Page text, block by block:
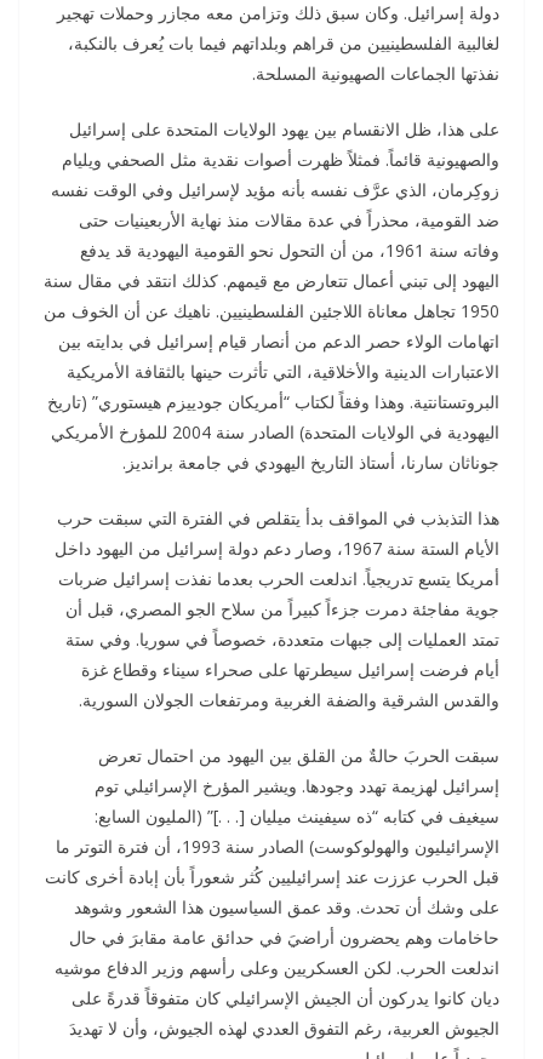
دولة إسرائيل. وكان سبق ذلك وتزامن معه مجازر وحملات تهجير
لغالبية الفلسطينيين من قراهم وبلداتهم فيما بات يُعرف بالنكبة،
نفذتها الجماعات الصهيونية المسلحة.
على هذا، ظل الانقسام بين يهود الولايات المتحدة على إسرائيل
والصهيونية قائماً. فمثلاً ظهرت أصوات نقدية مثل الصحفي ويليام
زوكِرمان، الذي عرَّف نفسه بأنه مؤيد لإسرائيل وفي الوقت نفسه
ضد القومية، محذراً في عدة مقالات منذ نهاية الأربعينيات حتى
وفاته سنة 1961، من أن التحول نحو القومية اليهودية قد يدفع
اليهود إلى تبني أعمال تتعارض مع قيمهم. كذلك انتقد في مقال سنة
1950 تجاهل معاناة اللاجئين الفلسطينيين. ناهيك عن أن الخوف من
اتهامات الولاء حصر الدعم من أنصار قيام إسرائيل في بدايته بين
الاعتبارات الدينية والأخلاقية، التي تأثرت حينها بالثقافة الأمريكية
البروتستانتية. وهذا وفقاً لكتاب “أمريكان جودييزم هيستوري” (تاريخ
اليهودية في الولايات المتحدة) الصادر سنة 2004 للمؤرخ الأمريكي
جوناثان سارنا، أستاذ التاريخ اليهودي في جامعة برانديز.
هذا التذبذب في المواقف بدأ يتقلص في الفترة التي سبقت حرب
الأيام الستة سنة 1967، وصار دعم دولة إسرائيل من اليهود داخل
أمريكا يتسع تدريجياً. اندلعت الحرب بعدما نفذت إسرائيل ضربات
جوية مفاجئة دمرت جزءاً كبيراً من سلاح الجو المصري، قبل أن
تمتد العمليات إلى جبهات متعددة، خصوصاً في سوريا. وفي ستة
أيام فرضت إسرائيل سيطرتها على صحراء سيناء وقطاع غزة
والقدس الشرقية والضفة الغربية ومرتفعات الجولان السورية.
سبقت الحربَ حالةٌ من القلق بين اليهود من احتمال تعرض
إسرائيل لهزيمة تهدد وجودها. ويشير المؤرخ الإسرائيلي توم
سيغيف في كتابه “ذه سيفينث ميليان [. . .]” (المليون السابع:
الإسرائيليون والهولوكوست) الصادر سنة 1993، أن فترة التوتر ما
قبل الحرب عززت عند إسرائيليين كُثر شعوراً بأن إبادة أخرى كانت
على وشك أن تحدث. وقد عمق السياسيون هذا الشعور وشوهد
حاخامات وهم يحضرون أراضيَ في حدائق عامة مقابرَ في حال
اندلعت الحرب. لكن العسكريين وعلى رأسهم وزير الدفاع موشيه
ديان كانوا يدركون أن الجيش الإسرائيلي كان متفوقاً قدرةً على
الجيوش العربية، رغم التفوق العددي لهذه الجيوش، وأن لا تهديدَ